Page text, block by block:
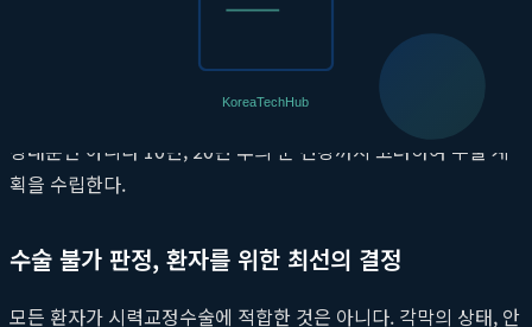
얇은 환자에게는 수술 가능 여부를 결정하는 중요한 요소가 된다.
단순히 시력을 교정하는 것을 넘어, 미래에 발생할 수 있는 잠재적
위험까지 고려하여 가장 안전한 방법을 선택하는 것. 이것이 바로
을 확보하는 첫걸음이다. 병원은 환자의 현재
상태뿐만 아니라 10년, 20년 후의 눈 건강까지 고려하여 수술 계
획을 수립한다.
수술 불가 판정, 환자를 위한 최선의 결정
모든 환자가 시력교정수술에 적합한 것은 아니다. 각막의 상태, 안